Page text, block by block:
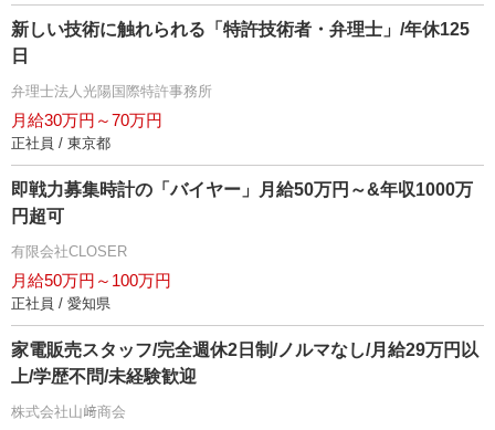
新しい技術に触れられる「特許技術者・弁理士」/年休125
日
弁理士法人光陽国際特許事務所
月給30万円～70万円
正社員 / 東京都
即戦力募集時計の「バイヤー」月給50万円～&年収1000万
円超可
有限会社CLOSER
月給50万円～100万円
正社員 / 愛知県
家電販売スタッフ/完全週休2日制/ノルマなし/月給29万円以
上/学歴不問/未経験歓迎
株式会社山﨑商会